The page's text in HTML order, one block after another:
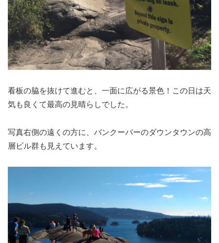
看板の脇を抜けて進むと、一面に広がる景色！この日は天
気も良くて最高の見晴らしでした。
写真右側の遠くの方に、バンクーバーのダウンタウンの高
層ビル群も見えています。